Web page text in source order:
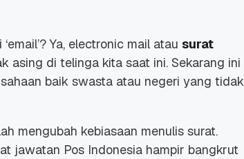
Ya, electronic mail atau surat
asing di telinga kita saat ini. Sekarang ini
baik swasta atau negeri yang tidak
mengubah kebiasaan menulis surat.
jawatan Pos Indonesia hampir bangkrut